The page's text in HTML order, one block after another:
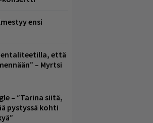
ensi
että
– Myrtsi
– ”Tarina siitä,
pystyssä kohti